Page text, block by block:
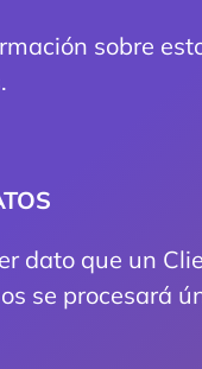
sobre
dato que un
se procesará